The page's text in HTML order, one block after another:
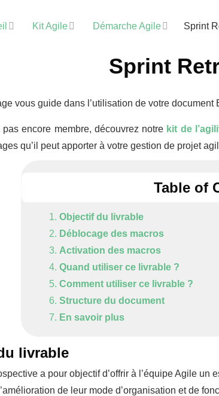
Kit Agile Démarche Agile Sprint
Sprint
vous guide dans l’utilisation de votre
pas encore membre, découvrez notre kit de
qu’il peut apporter à votre gestion de projet
Table of
Objectif du livrable
Déblocage des macros
Activation des macros
Quand utiliser ce livrable ?
Comment utiliser ce livrable ?
Structure du document
En savoir plus
livrable
a pour objectif d’offrir à l’équipe Agile
de leur mode d’organisation et de